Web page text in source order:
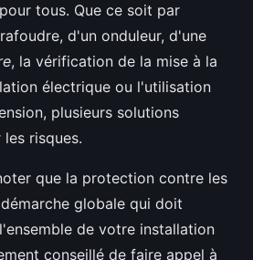
tous. Que ce soit par
d'un onduleur, d'une
, la vérification de la mise à la
électrique ou l'utilisation
plusieurs solutions
risques.
que la protection contre les
globale qui doit
de votre installation
conseillé de faire appel à